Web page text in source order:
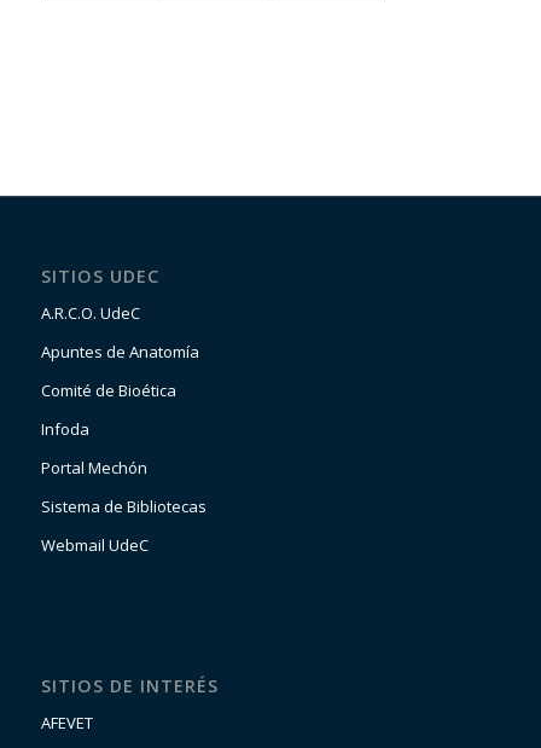
SITIOS UDEC
A.R.C.O. UdeC
Apuntes de Anatomía
Comité de Bioética
Infoda
Portal Mechón
Sistema de Bibliotecas
Webmail UdeC
SITIOS DE INTERÉS
AFEVET